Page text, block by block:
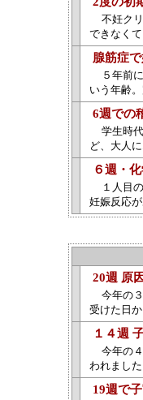
不妊ク
できなく
腺筋症
５年前
いう年齢
6週での
学生時
ど、大人
６週・
１人目
妊娠反応
20週 原
今年の
受けた日
１４週
今年の
われまし
19週で